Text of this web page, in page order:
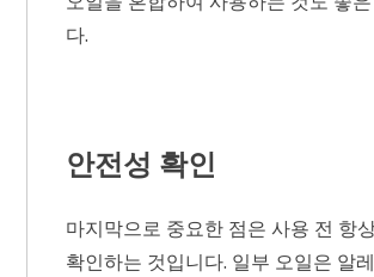
다.
안전성 확인
마지막으로 중요한 점은 사용 전 항
확인하는 것입니다. 일부 오일은 알